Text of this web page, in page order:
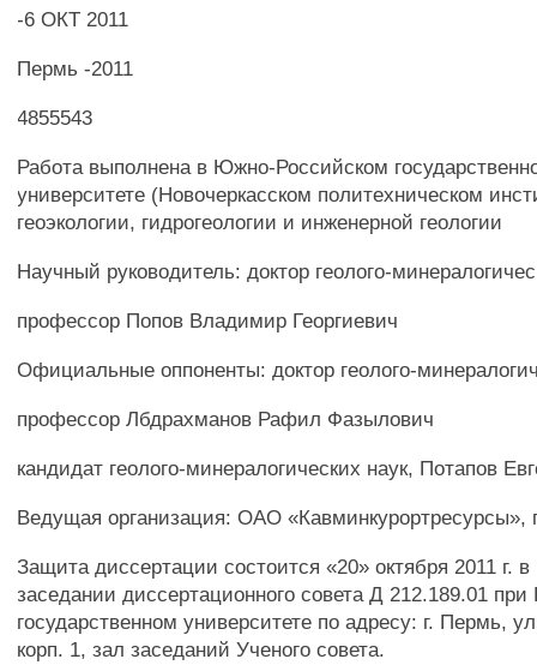
-6 ОКТ 2011
Пермь -2011
4855543
Работа выполнена в Южно-Российском
университете (Новочеркасском политехническом
геоэкологии, гидрогеологии и инженерной геологии
Научный руководитель: доктор геолого-
профессор Попов Владимир Георгиевич
Официальные оппоненты: доктор геолого-
профессор Лбдрахманов Рафил Фазылович
кандидат геолого-минералогических наук, Потапов
Ведущая организация: ОАО «Кавминкурортресурсы»,
Защита диссертации состоится «20» октября 2011 г.
заседании диссертационного совета Д 212.189.01
государственном университете по адресу: г. Пермь,
корп. 1, зал заседаний Ученого совета.